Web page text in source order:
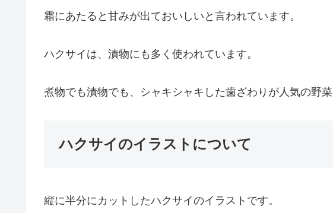
霜にあたると甘みが出ておいしいと言われています。
ハクサイは、漬物にも多く使われています。
煮物でも漬物でも、シャキシャキした歯ざわりが人気の野菜
ハクサイのイラストについて
縦に半分にカットしたハクサイのイラストです。